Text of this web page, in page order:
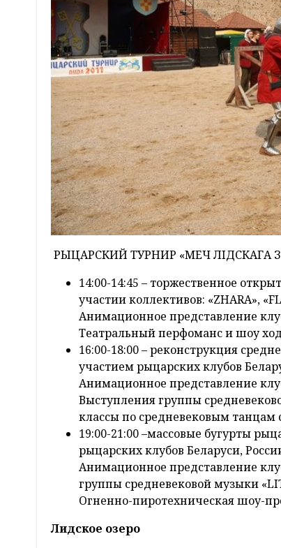
РЫЦАРСКИЙ ТУРНИР «МЕЧ ЛIДСКАГА
14:00-14:45 – торжественное
участии коллективов: «ZHARA»,
Анимационное представление
Театральный перфоманс и шоу
16:00-18:00 – реконструкция
участием рыцарских клубов
Анимационное представление
Выступления группы
классы по средневековым танцам
19:00-21:00 –массовые бугурты
рыцарских клубов Беларуси,
Анимационное представление
группы средневековой музыки
Огненно-пиротехническая шоу-
Лидское озеро